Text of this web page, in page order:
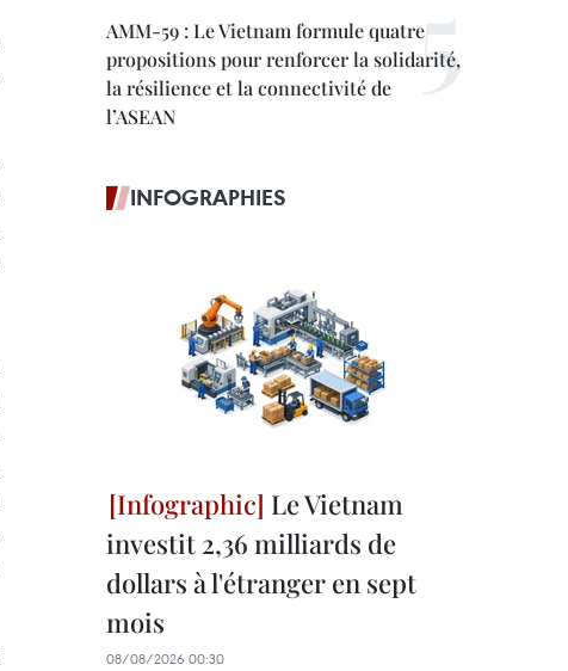
AMM-59 : Le Vietnam formule quatre
propositions pour renforcer la solidarité,
la résilience et la connectivité de
l’ASEAN
INFOGRAPHIES
Le Vietnam
investit 2,36 milliards de
dollars à l'étranger en sept
mois
08/08/2026 00:30